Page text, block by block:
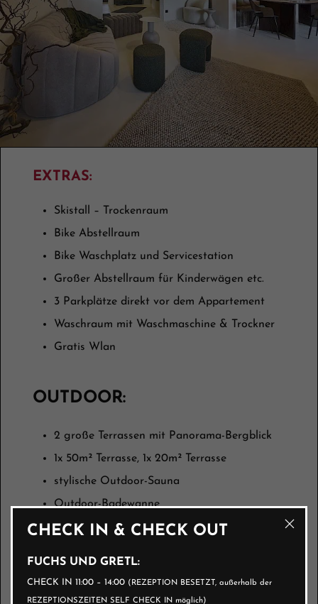
EXTRAS:
Skistall – Trockenraum
Bike Abstellraum
Bike Waschplatz und Servicestation
Großer Abstellraum für Kinderwägen etc.
3 Parkplätze direkt vor dem Appartement
Waschraum mit Waschmaschine & Trockner
Gratis Wlan
OUTDOOR:
2 große Terrassen mit Panorama-Bergblick
1x 50m² Terrasse, 1x 20m² Terrasse
stylische Outdoor-Sauna
Outdoor-Badewanne
Gartenmöbel
CHECK IN & CHECK OUT
FUCHS UND GRETL:
CHECK IN 11:00 – 14:00 (REZEPTION BESETZT, außerhalb der
REZEPTIONSZEITEN SELF CHECK IN möglich)